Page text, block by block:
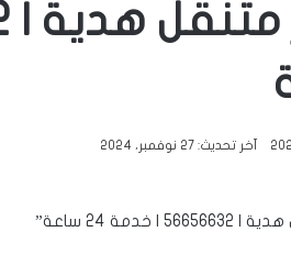
آخر تحديث: 27 نوفمبر، 2024
خدمة 24 ساعة”